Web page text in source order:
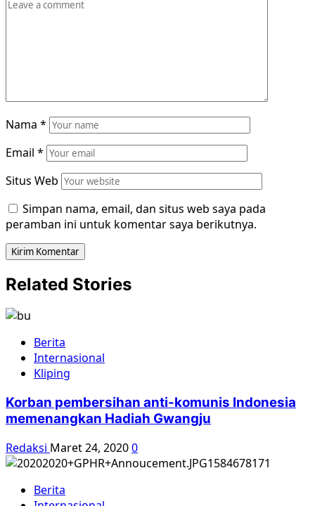
Nama *
Email *
Situs Web
Simpan nama, email, dan situs web saya pada
peramban ini untuk komentar saya berikutnya.
Related Stories
Berita
Internasional
Kliping
Korban pembersihan anti-komunis Indonesia
memenangkan Hadiah Gwangju
Redaksi Maret 24, 20200
Berita